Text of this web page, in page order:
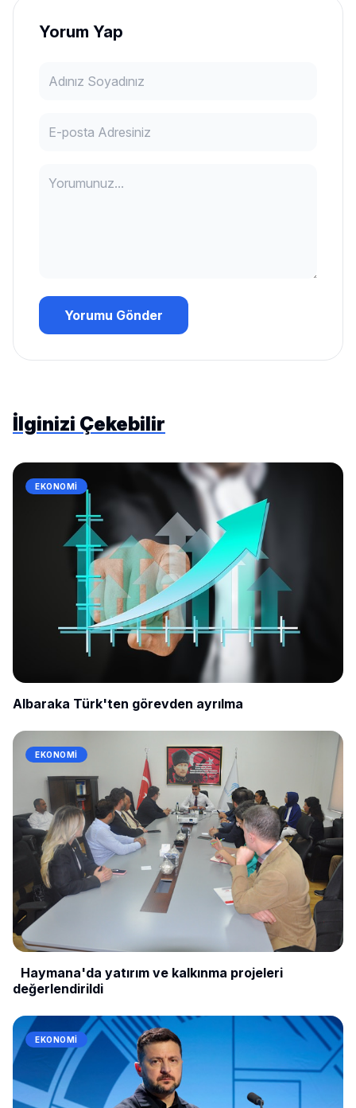
Yorum Yap
Yorumu Gönder
İlginizi Çekebilir
EKONOMI
Albaraka Türk'ten görevden ayrılma
EKONOMI
Haymana'da yatırım ve kalkınma projeleri
değerlendirildi
EKONOMI